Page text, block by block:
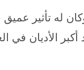
له تأثير
الأديان في